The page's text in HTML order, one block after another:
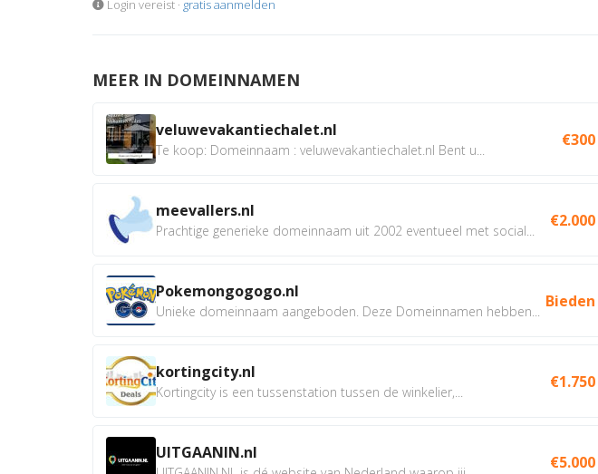
Login vereist · gratis aanmelden
MEER IN DOMEINNAMEN
veluwevakantiechalet.nl
Te koop: Domeinnaam : veluwevakantiechalet.nl Bent u...
€300
meevallers.nl
Prachtige generieke domeinnaam uit 2002 eventueel met social...
€2.000
Pokemongogogo.nl
Unieke domeinnaam aangeboden. Deze Domeinnamen hebben...
Bieden
kortingcity.nl
Kortingcity is een tussenstation tussen de winkelier,...
€1.750
UITGAANIN.nl €5.000